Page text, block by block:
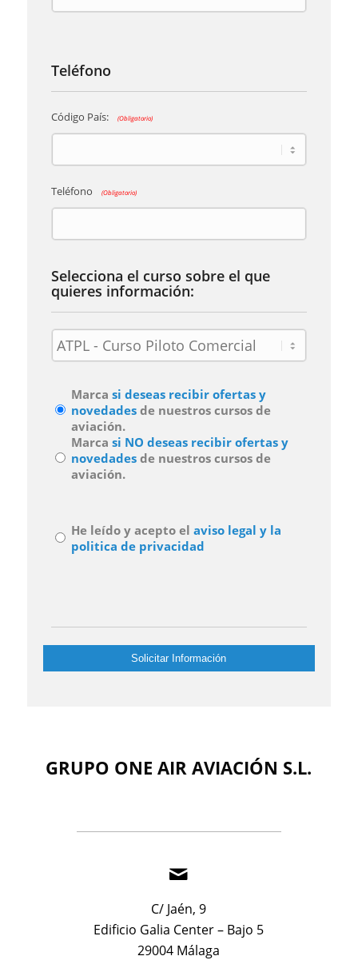
Teléfono
Código País: (Obligatorio)
Teléfono (Obligatorio)
Selecciona el curso sobre el que
quieres información:
Notificaciones
Marca si deseas recibir ofertas y
novedadesde nuestros cursos de
aviación.
Marca si NO deseas recibir ofertas y
novedadesde nuestros cursos de
aviación.
Aviso
Legal
He leído y acepto el aviso legal y la
politica de privacidad
Solicitar Información
GRUPO ONE AIR AVIACIÓN S.L.
C/ Jaén, 9
Edificio Galia Center – Bajo 5
29004 Málaga